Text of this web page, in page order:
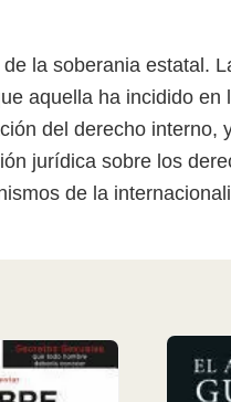
la soberania estatal.
aquella ha incidido en
del derecho interno,
jurídica sobre los
de la